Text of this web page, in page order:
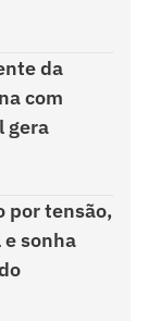
da
com
gera
por tensão,
sonha